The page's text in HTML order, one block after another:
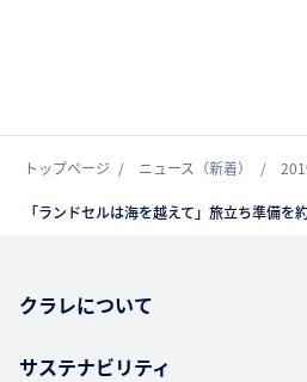
トップページ ニュース（新着）
「ランドセルは海を越えて」旅立ち準備を
クラレについて
サステナビリティ